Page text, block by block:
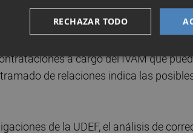
o similares servicios para las
a cargo del IVAM que
de relaciones indica las
de la UDEF, el análisis de
RECHAZAR TODO